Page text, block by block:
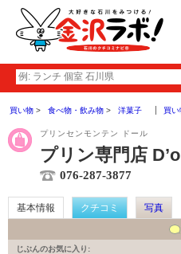
買い物 食べ物・飲み物 洋菓子 買い
プリンセンモンテン ドール
プリン専門店
076-287-3877
基本情報 クチコミ
写真
じぶんのお気に入り: